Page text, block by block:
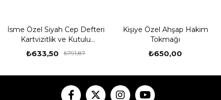
İsme Özel Siyah Cep Defteri
Kartvizitlik ve Kutulu
Tükenmez Kalem Seti
₺633,50 ₺791,87
Kişiye Özel Ahşap Hakim
Tokmağı
₺650,00